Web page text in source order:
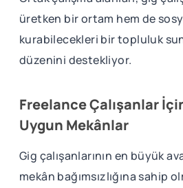
üretken bir ortam hem de
kurabilecekleri bir topluluk
düzenini destekliyor.
Freelance Çalışanlar
Uygun Mekânlar
Gig çalışanlarının en büyük
mekân bağımsızlığına sahip